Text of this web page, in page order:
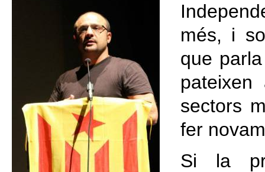
més, i
que
pateixen
sectors
fer
Si la